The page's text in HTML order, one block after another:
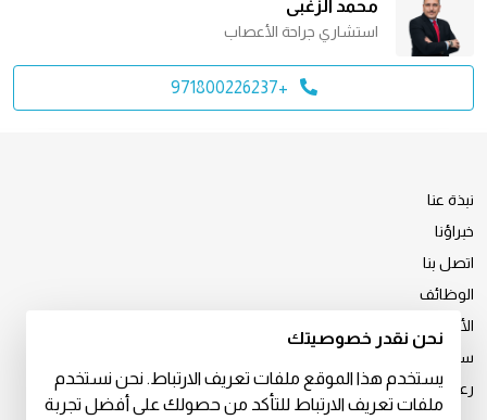
محمد الزغبي
استشاري جراحة الأعصاب
+971800226237
نبذة عنا
خبراؤنا
اتصل بنا
الوظائف
الأخبار والإعلام
سياسة الخصوصية
رعاية استثنائية للمرضى الدوليين
نحن نقدر خصوصيتك
يستخدم هذا الموقع ملفات تعريف الارتباط. نحن نستخدم
ملفات تعريف الارتباط للتأكد من حصولك على أفضل تجربة